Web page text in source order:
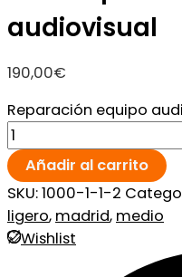
audiovisual
190,00€
Reparación equipo
Añadir al carrito
SKU:1000-1-1-2
ligero, madrid, medio
Wishlist